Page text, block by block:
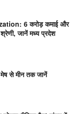
6 करोड़ कमाई और
जानें मध्य प्रदेश
से मीन तक जानें